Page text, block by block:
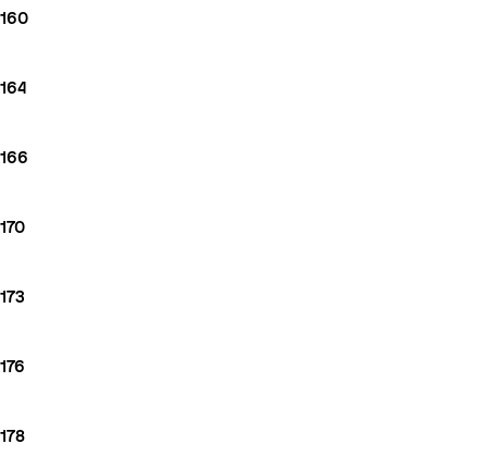
160
164
166
170
173
176
178